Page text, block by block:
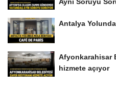
Antalya
Afyonkarahisar
hizmete açıyor